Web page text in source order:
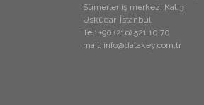
Sümerler iş merkezi Kat:3
Üsküdar-İstanbul
Tel: +90 (216) 521 10 70
mail: info@datakey.com.tr